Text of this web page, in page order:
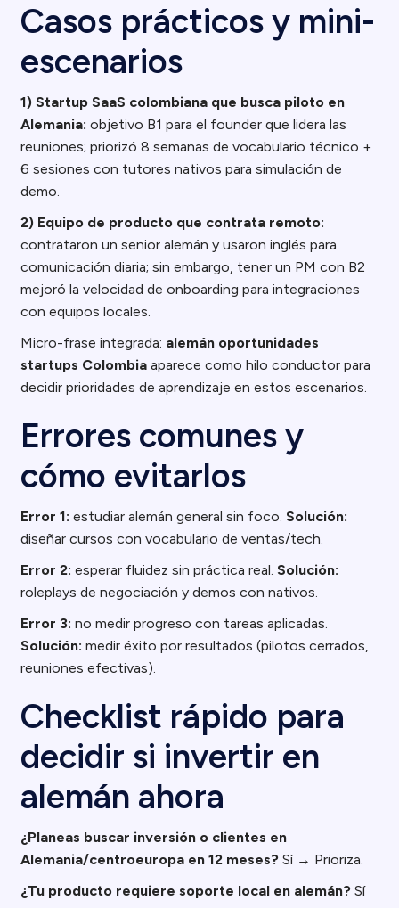
Casos prácticos y mini-
escenarios
1) Startup SaaS colombiana que busca piloto en
Alemania: objetivo B1 para el founder que lidera las
reuniones; priorizó 8 semanas de vocabulario técnico +
6 sesiones con tutores nativos para simulación de
demo.
2) Equipo de producto que contrata remoto:
contrataron un senior alemán y usaron inglés para
comunicación diaria; sin embargo, tener un PM con B2
mejoró la velocidad de onboarding para integraciones
con equipos locales.
Micro-frase integrada: alemán oportunidades
startups Colombia aparece como hilo conductor para
decidir prioridades de aprendizaje en estos escenarios.
Errores comunes y
cómo evitarlos
Error 1: estudiar alemán general sin foco.Solución:
diseñar cursos con vocabulario de ventas/tech.
Error 2: esperar fluidez sin práctica real.Solución:
roleplays de negociación y demos con nativos.
Error 3: no medir progreso con tareas aplicadas.
Solución: medir éxito por resultados (pilotos cerrados,
reuniones efectivas).
Checklist rápido para
decidir si invertir en
alemán ahora
¿Planeas buscar inversión o clientes en
Alemania/centroeuropa en 12 meses? Sí → Prioriza.
¿Tu producto requiere soporte local en alemán? Sí